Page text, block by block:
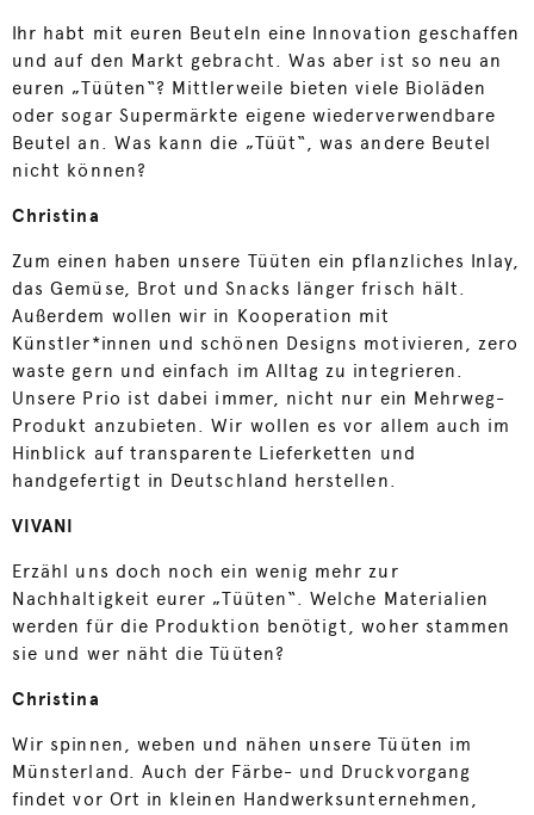
Ihr habt mit euren Beuteln eine Innovation geschaffen
und auf den Markt gebracht. Was aber ist so neu an
euren „Tüüten“? Mittlerweile bieten viele Bioläden
oder sogar Supermärkte eigene wiederverwendbare
Beutel an. Was kann die „Tüüt“, was andere Beutel
nicht können?
Christina
Zum einen haben unsere Tüüten ein pflanzliches Inlay,
das Gemüse, Brot und Snacks länger frisch hält.
Außerdem wollen wir in Kooperation mit
Künstler*innen und schönen Designs motivieren, zero
waste gern und einfach im Alltag zu integrieren.
Unsere Prio ist dabei immer, nicht nur ein Mehrweg-
Produkt anzubieten. Wir wollen es vor allem auch im
Hinblick auf transparente Lieferketten und
handgefertigt in Deutschland herstellen.
VIVANI
Erzähl uns doch noch ein wenig mehr zur
Nachhaltigkeit eurer „Tüüten“. Welche Materialien
werden für die Produktion benötigt, woher stammen
sie und wer näht die Tüüten?
Christina
Wir spinnen, weben und nähen unsere Tüüten im
Münsterland. Auch der Färbe- und Druckvorgang
findet vor Ort in kleinen Handwerksunternehmen,